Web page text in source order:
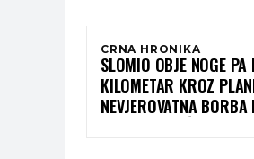
CRNA HRONIKA
SLOMIO OBJE NOGE PA
KILOMETAR KROZ
NEVJEROVATNA BORBA